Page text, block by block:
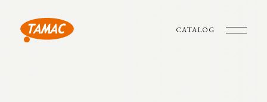
CATALOG